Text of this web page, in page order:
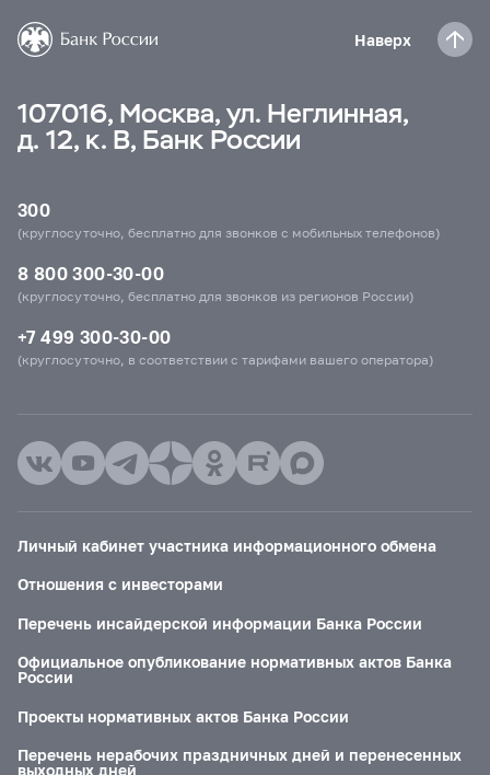
Наверх
107016, Москва, ул. Неглинная,
д. 12, к. В, Банк России
300
(круглосуточно, бесплатно для звонков с мобильных телефонов)
8 800 300-30-00
(круглосуточно, бесплатно для звонков из регионов России)
+7 499 300-30-00
(круглосуточно, в соответствии с тарифами вашего оператора)
Личный кабинет участника информационного обмена
Отношения с инвесторами
Перечень инсайдерской информации Банка России
Официальное опубликование нормативных актов Банка
России
Проекты нормативных актов Банка России
Перечень нерабочих праздничных дней и перенесенных
выходных дней